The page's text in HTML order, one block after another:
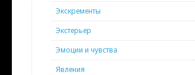
Экскременты
Экстерьер
Эмоции и чувства
Явления